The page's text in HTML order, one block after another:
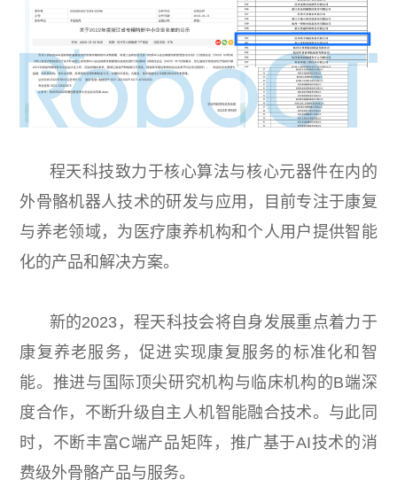
程天科技致力于核心算法与核心元器件在内的
外骨骼机器人技术的研发与应用，目前专注于康复
与养老领域，为医疗康养机构和个人用户提供智能
化的产品和解决方案。
新的2023，程天科技会将自身发展重点着力于
康复养老服务，促进实现康复服务的标准化和智
能。推进与国际顶尖研究机构与临床机构的B端深
度合作，不断升级自主人机智能融合技术。与此同
时，不断丰富C端产品矩阵，推广基于AI技术的消
费级外骨骼产品与服务。